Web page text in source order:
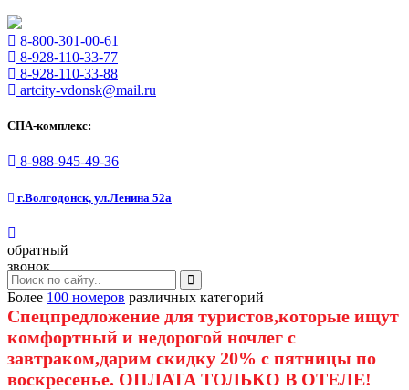
8-800-301-00-61
8-928-110-33-77
8-928-110-33-88
artcity-vdonsk@mail.ru
СПА-комплекс:
8-988-945-49-36
г.Волгодонск, ул.Ленина 52а
обратный
звонок
Более 100 номеров различных категорий
Спецпредложение для туристов,которые ищут
комфортный и недорогой ночлег с
завтраком,дарим скидку 20% с пятницы по
воскресенье. ОПЛАТА ТОЛЬКО В ОТЕЛЕ!